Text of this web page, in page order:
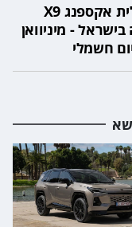
החללית אקספנג X9
- מיניוואן
חשמלי